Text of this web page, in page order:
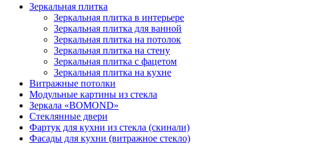
Зеркальная плитка
Зеркальная плитка в интерьере
Зеркальная плитка для ванной
Зеркальная плитка на потолок
Зеркальная плитка на стену
Зеркальная плитка с фацетом
Зеркальная плитка на кухне
Витражные потолки
Модульные картины из стекла
Зеркала «BOMOND»
Стеклянные двери
Фартук для кухни из стекла (скинали)
Фасады для кухни (витражное стекло)